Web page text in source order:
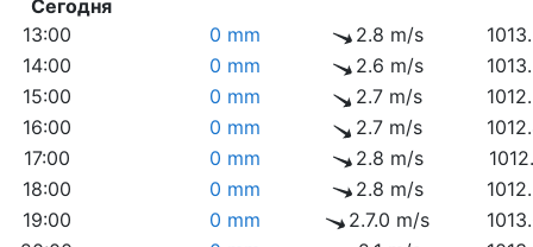
Сегодня
13:00
0 mm 2.8 m/s
14:00
0 mm 2.6 m/s
15:00
0 mm 2.7 m/s
16:00
0 mm 2.7 m/s
17:00
0 mm 2.8 m/s
18:00
0 mm 2.8 m/s
19:00
0 mm 2.7.0 m/s